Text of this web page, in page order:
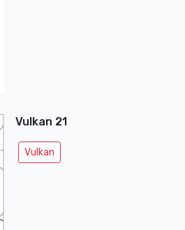
Vulkan 21
Vulkan